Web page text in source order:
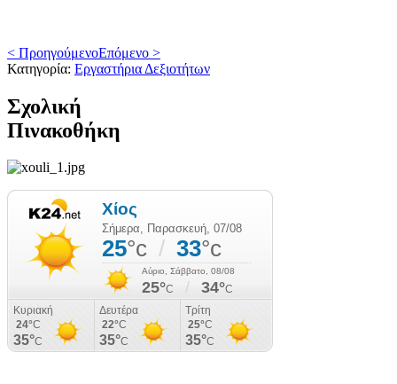
< ΠροηγούμενοΕπόμενο >
Κατηγορία: Εργαστήρια Δεξιοτήτων
Σχολική
Πινακοθήκη